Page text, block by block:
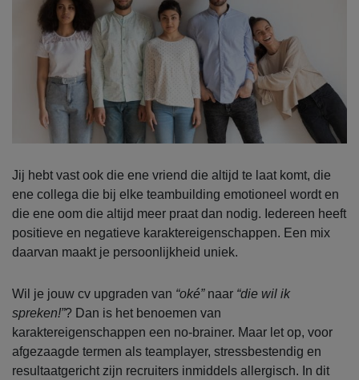
Jij hebt vast ook die ene vriend die altijd te laat komt, die
ene collega die bij elke teambuilding emotioneel wordt en
die ene oom die altijd meer praat dan nodig. Iedereen heeft
positieve en negatieve karaktereigenschappen. Een mix
daarvan maakt je persoonlijkheid uniek.
Wil je jouw cv upgraden van “oké”naar “die wil ik
spreken!”? Dan is het benoemen van
karaktereigenschappen een no-brainer. Maar let op, voor
afgezaagde termen als teamplayer, stressbestendig en
resultaatgericht zijn recruiters inmiddels allergisch. In dit